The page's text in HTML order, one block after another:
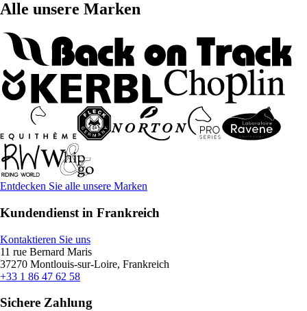
Alle unsere Marken
Entdecken Sie alle unsere Marken
Kundendienst in Frankreich
Kontaktieren Sie uns
11 rue Bernard Maris
37270 Montlouis-sur-Loire, Frankreich
+33 1 86 47 62 58
Sichere Zahlung